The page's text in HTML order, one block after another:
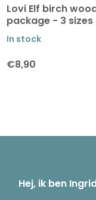
Lovi Elf birch
package - 3 sizes
In stock
€8,90
Hej, ik ben